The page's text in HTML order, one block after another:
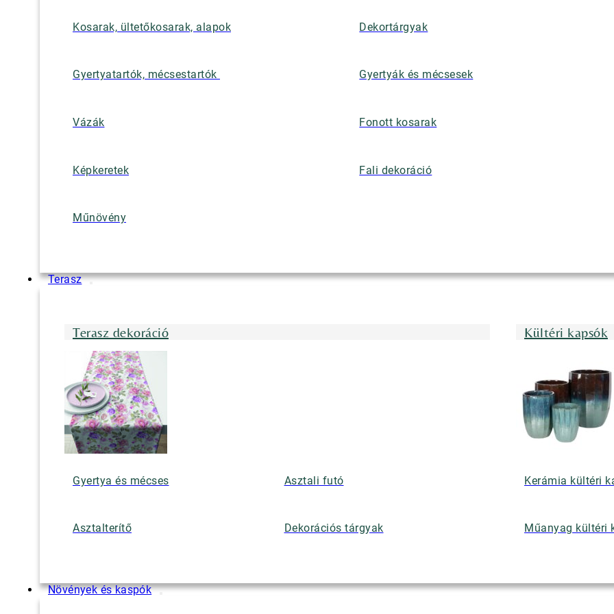
Kosarak, ültetőkosarak, alapok Dekortárgyak
Gyertyatartók, mécsestartók Gyertyák és mécsesek
Vázák Fonott kosarak
Képkeretek Fali dekoráció
Műnövény
Terasz
Terasz dekoráció
Gyertya és mécses Asztali futó
Asztalterítő Dekorációs tárgyak
Kültéri kapsók
Kerámia kültéri
Műanyag kültéri
Növények és kaspók